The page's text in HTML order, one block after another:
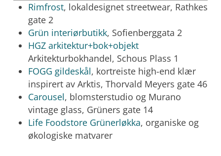
Rimfrost, lokaldesignet streetwear, Rathkes
gate 2
Grün interiørbutikk, Sofienberggata 2
HGZ arkitektur+bok+objekt
Arkitekturbokhandel, Schous Plass 1
FOGG gildeskål, kortreiste high-end klær
inspirert av Arktis, Thorvald Meyers gate 46
Carousel, blomsterstudio og Murano
vintage glass, Grüners gate 14
Life Foodstore Grünerløkka, organiske og
økologiske matvarer